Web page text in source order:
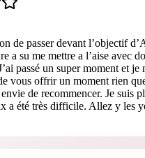
de passer devant l’objectif
a su me mettre a l’aise avec
passé un super moment et je
vous offrir un moment rien
envie de recommencer. Je suis
a été très difficile. Allez y les